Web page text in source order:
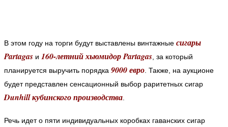
В этом году на торги будут выставлены винтажные сигары
Partagas и 160-летний хьюмидор Partagas , за который
планируется выручить порядка 9000 евро . Также, на аукционе
будет представлен сенсационный выбор раритетных сигар
Dunhill кубинского производства
Речь идет о пяти индивидуальных коробках гаванских сигар